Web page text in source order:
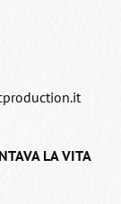
LA VITA